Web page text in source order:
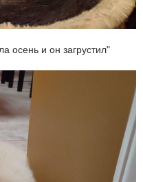
осень и он загрустил"